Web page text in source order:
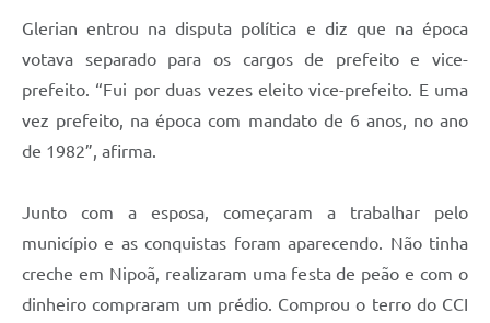
Glerian entrou na disputa política e diz que na época
votava separado para os cargos de prefeito e vice-
prefeito. “Fui por duas vezes eleito vice-prefeito. E uma
vez prefeito, na época com mandato de 6 anos, no ano
de 1982”, afirma.
Junto com a esposa, começaram a trabalhar pelo
município e as conquistas foram aparecendo. Não tinha
creche em Nipoã, realizaram uma festa de peão e com o
dinheiro compraram um prédio. Comprou o terro do CCI